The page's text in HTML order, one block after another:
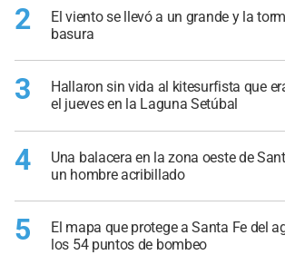
2
El viento se llevó a un grande y la
basura
3
Hallaron sin vida al kitesurfista que
el jueves en la Laguna Setúbal
4
Una balacera en la zona oeste de
un hombre acribillado
5
El mapa que protege a Santa Fe del
los 54 puntos de bombeo